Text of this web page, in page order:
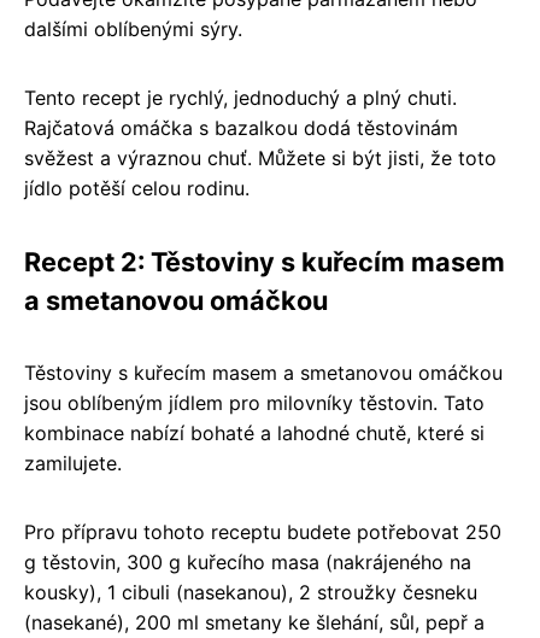
dalšími oblíbenými sýry.
Tento recept je rychlý, jednoduchý a plný chuti.
Rajčatová omáčka s bazalkou dodá těstovinám
svěžest a výraznou chuť. Můžete si být jisti, že toto
jídlo potěší celou rodinu.
Recept 2: Těstoviny s kuřecím masem
a smetanovou omáčkou
Těstoviny s kuřecím masem a smetanovou omáčkou
jsou oblíbeným jídlem pro milovníky těstovin. Tato
kombinace nabízí bohaté a lahodné chutě, které si
zamilujete.
Pro přípravu tohoto receptu budete potřebovat 250
g těstovin, 300 g kuřecího masa (nakrájeného na
kousky), 1 cibuli (nasekanou), 2 stroužky česneku
(nasekané), 200 ml smetany ke šlehání, sůl, pepř a